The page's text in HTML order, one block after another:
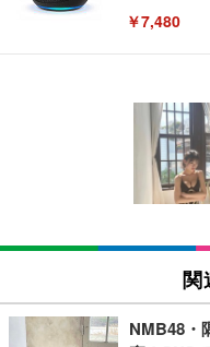
￥7,480
[EdoErgo]
い 跳ね上
キング pc
ン樹脂ベー
(黒網+黒枠+
￥5,699
SIHOO
ュチェア 人
￥27,999
EIZO ビジ
EV3240X-
イト
￥105,595
EIZO ビジ
￥109,572
Amazonベ
回使い捨て
￥3,373
Amazonベ
x2袋(84枚)
￥3,234
関
NMB48・